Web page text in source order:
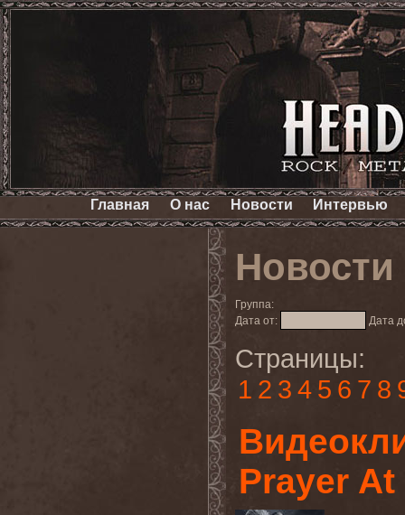
Главная О нас Новости Интервью
Новости
Группа:
Дата от:
Дата
Страницы:
1 2 3 4 5 6 7 8
Prayer